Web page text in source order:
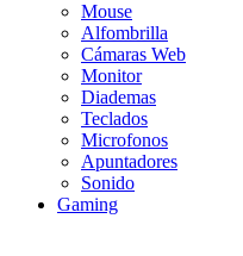
Mouse
Alfombrilla
Cámaras Web
Monitor
Diademas
Teclados
Microfonos
Apuntadores
Sonido
Gaming